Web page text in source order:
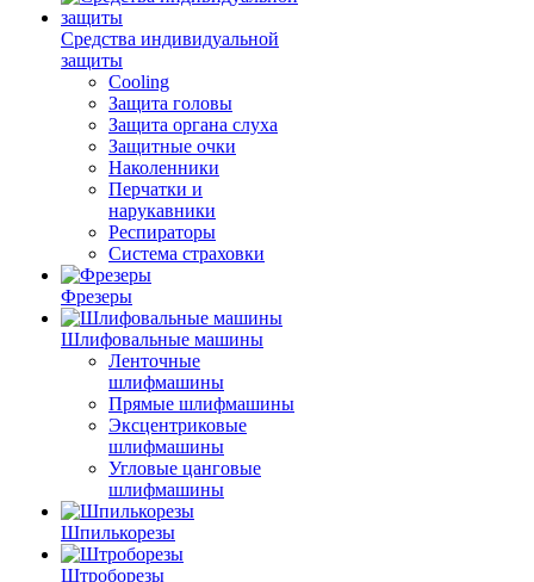
Средства индивидуальной
защиты
Cooling
Защита головы
Защита органа слуха
Защитные очки
Наколенники
Перчатки и
нарукавники
Респираторы
Система страховки
Фрезеры
Шлифовальные машины
Ленточные
шлифмашины
Прямые шлифмашины
Эксцентриковые
шлифмашины
Угловые цанговые
шлифмашины
Шпилькорезы
Штроборезы